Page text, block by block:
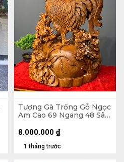
Tượng Gà Trống Gỗ Ngọc
Am Cao 69 Ngang 48 Sâu
1 tháng trước
8.000.000 ₫